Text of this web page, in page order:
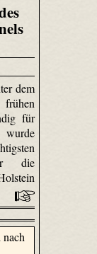
dem
für
wurde
die